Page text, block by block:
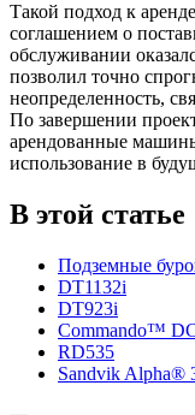
Такой подход к
соглашением о
обслуживании
позволил точно
неопределенность,
По завершении
арендованные
использование в
В этой статье
Подземные
DT1132i
DT923i
Commando™
RD535
Sandvik Alpha®